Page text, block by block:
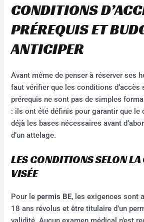
CONDITIONS
PRÉREQUIS ET
ANTICIPER
Avant même de penser à réserver ses
faut vérifier que les conditions d’accès
prérequis ne sont pas de simples
: ils ont été définis pour garantir que le
déjà les bases nécessaires avant
d’un attelage.
LES CONDITIONS SELON LA
VISÉE
Pour lepermis BE, les exigences sont
18 ans révolus et être titulaire d’un